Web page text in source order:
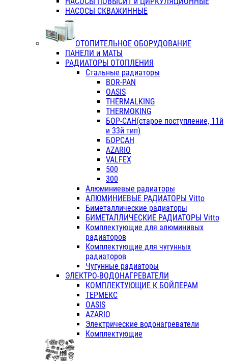
НАСОСЫ СКВАЖИННЫЕ
ОТОПИТЕЛЬНОЕ ОБОРУДОВАНИЕ
ПАНЕЛИ и МАТЫ
РАДИАТОРЫ ОТОПЛЕНИЯ
Стальные радиаторы
BOR-PAN
OASIS
THERMALKING
THERMOKING
БОР-САН(старое поступление, 11й
и 33й тип)
БОРСАН
AZARIO
VALFEX
500
300
Алюминиевые радиаторы
АЛЮМИНИЕВЫЕ РАДИАТОРЫ Vitto
Биметаллические радиаторы
БИМЕТАЛЛИЧЕСКИЕ РАДИАТОРЫ Vitto
Комплектующие для алюминивых
радиаторов
Комплектующие для чугунных
радиаторов
Чугунные радиаторы
ЭЛЕКТРО-ВОДОНАГРЕВАТЕЛИ
КОМПЛЕКТУЮЩИЕ К БОЙЛЕРАМ
ТЕРМЕКС
OASIS
AZARIO
Электрические водонагреватели
Комплектующие